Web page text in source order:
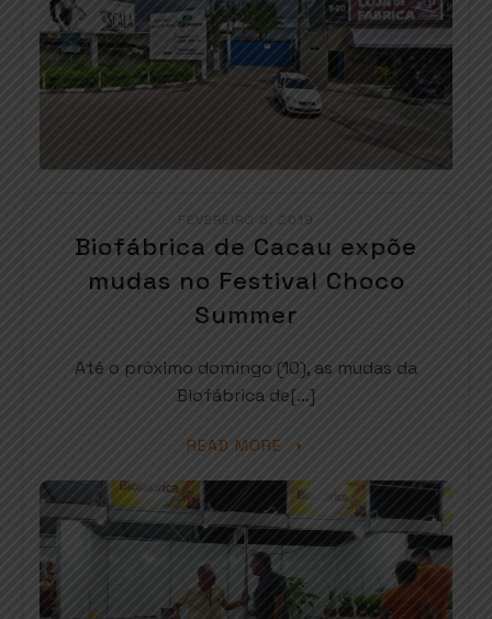
FEVEREIRO 6, 2019
Biofábrica de Cacau expõe
mudas no Festival Choco
Summer
Até o próximo domingo (10), as mudas da
Biofábrica de[…]
READ MORE